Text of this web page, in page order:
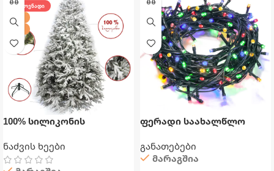
ᲛᲝᲗᲮᲝᲕᲜᲐᲓᲘ
210 ᲡᲛ
100% სილიკონის
ნაძვის ხეები
ფერადი საახალწლო
განათებები
მარაგშია